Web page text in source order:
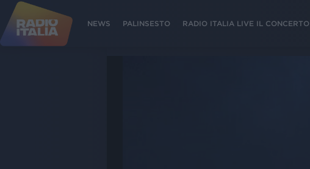
NEWS PALINSESTO RADIO ITALIA LIVE IL CONCERTO